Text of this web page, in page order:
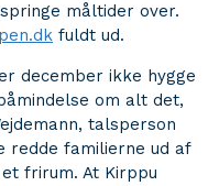
måltider over.
fuldt ud.
december ikke hygge
om alt det,
talsperson
redde familierne ud af
frirum. At Kirppu